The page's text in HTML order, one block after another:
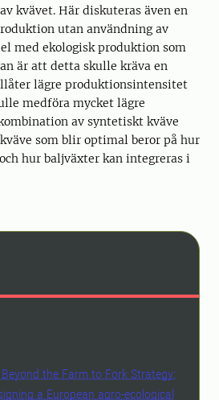
kvävet. Här diskuteras även en
utan användning av
med ekologisk produktion som
är att detta skulle kräva en
lägre produktionsintensitet
medföra mycket lägre
av syntetiskt kväve
som blir optimal beror på hur
hur baljväxter kan integreras i
the Farm to Fork Strategy:
a European agro-ecological